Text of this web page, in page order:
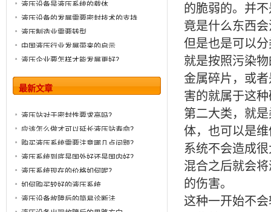
的脆弱的。并
竟是什么东西
但是也是可以
就是按照污染
金属碎片，或
害的就属于这
第二大类，就
体，也可以是
系统不会造成
混合之后就会
的伤害。
这种一开始不
液压设备是液压系统的载体
液压设备的发展需要密封技术的支持
液压制造业需要转型
中国液压行业发展带来的启示
液压企业要怎样才能发展更好？
最新文章
液压站对于密封性要求高吗？
应该怎么做才可以延长液压站寿命？
购买液压系统需要注意哪几点问题？
液压系统到底是国外好还是国内好？
液压系统现在的价格如何呢？
如何购买较好的液压系统
液压设备故障后的简易诊断法